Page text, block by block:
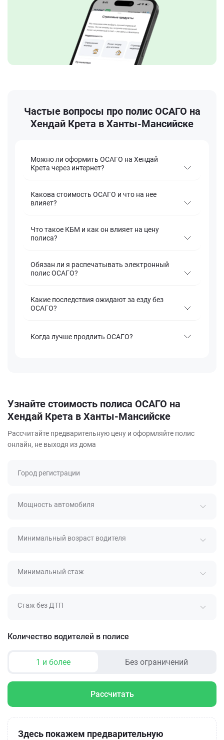
Частые вопросы про полис ОСАГО на
Хендай Крета в Ханты-Мансийске
Можно ли оформить ОСАГО на Хендай
Крета через интернет?
Какова стоимость ОСАГО и что на нее
влияет?
Что такое КБМ и как он влияет на цену
полиса?
Обязан ли я распечатывать электронный
полис ОСАГО?
Какие последствия ожидают за езду без
ОСАГО?
Когда лучше продлить ОСАГО?
Узнайте стоимость полиса ОСАГО на
Хендай Крета в Ханты-Мансийске
Рассчитайте предварительную цену и оформляйте полис
онлайн, не выходя из дома
Город регистрации
Мощность автомобиля
Минимальный возраст водителя
Минимальный стаж
Стаж без ДТП
Количество водителей в полисе
1 и более Без ограничений
Рассчитать
Здесь покажем предварительную